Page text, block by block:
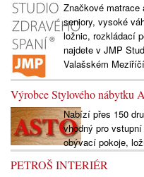
Značkové matrace
seniory, vysoké
ložnic, rozkládací
najdete v JMP
Valašském
Výrobce Stylového nábytku
Nabízí přes 150
vhodný pro
obývací pokoje,
PETROŠ INTERIÉR